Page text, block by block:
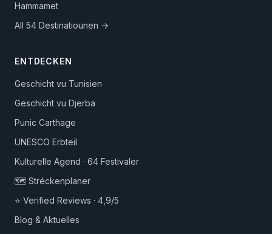
Hammamet
All 54 Destinatiounen →
ENTDECKEN
Geschicht vu Tunisien
Geschicht vu Djerba
Punic Carthage
UNESCO Erbteil
Kulturelle Agend · 64 Festivaler
🗺️ Stréckenplaner
⭐ Verified Reviews · 4,9/5
Blog & Aktuelles